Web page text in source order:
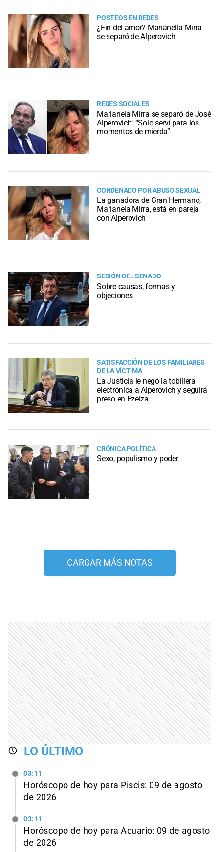
POSTEOS EN REDES
¿Fin del amor? Marianella Mirra
se separó de Alperovich
REDES SOCIALES
Marianela Mirra se separó de José
Alperovich: “Solo serví para los
momentos de mierda”
CONDENADO POR ABUSO SEXUAL
La ganadora de Gran Hermano,
Marianela Mirra, está en pareja
con Alperovich
SESIÓN DEL SENADO
Sobre causas, formas y
objeciones
SATISFACCIÓN DE LOS FAMILIARES
DE LA VÍCTIMA
La Justicia le negó la tobillera
electrónica a Alperovich y seguirá
preso en Ezeiza
CRÓNICA POLÍTICA
Sexo, populismo y poder
CARGAR MÁS NOTAS
LO ÚLTIMO
03:11
Horóscopo de hoy para Piscis: 09 de agosto
de 2026
03:11
Horóscopo de hoy para Acuario: 09 de agosto
de 2026